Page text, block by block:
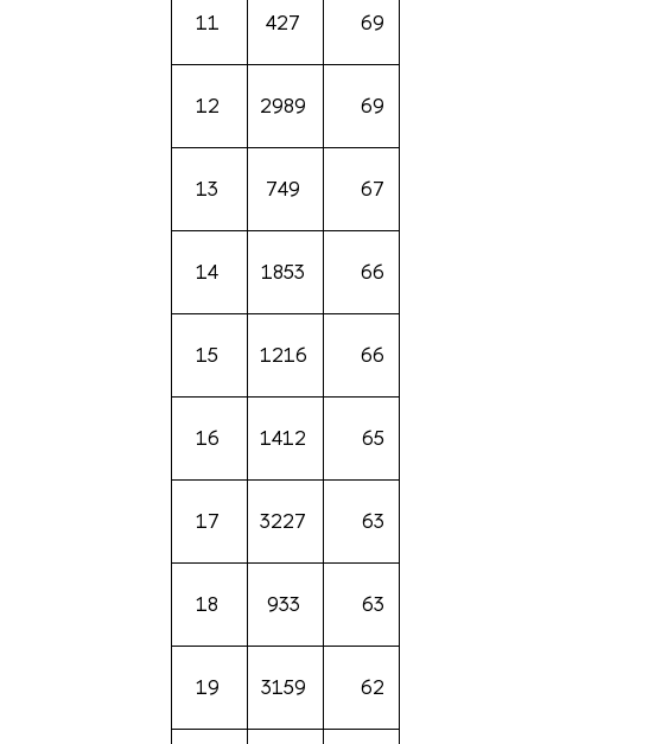
11 427 69
12 2989 69
13 749 67
14 1853 66
15 1216 66
16 1412 65
17 3227 63
18 933 63
19 3159 62